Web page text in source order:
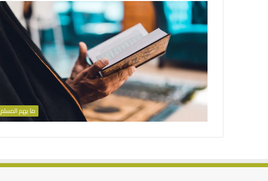
ما يهم المسلم